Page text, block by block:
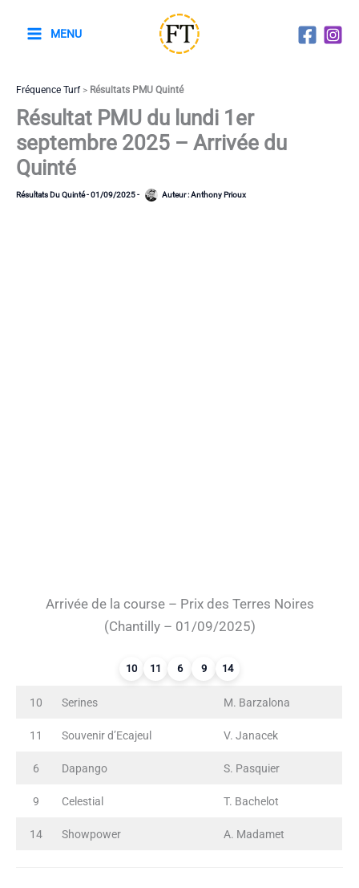
MENU
Fréquence Turf> Résultats PMU Quinté
Résultat PMU du lundi 1er
septembre 2025 – Arrivée du
Quinté
Résultats Du Quinté-01/09/2025- Auteur :Anthony Prioux
Arrivée de la course – Prix des Terres Noires
(Chantilly – 01/09/2025)
10 11 6 9 14
10 Serines M. Barzalona
11 Souvenir d’Ecajeul V. Janacek
6 Dapango S. Pasquier
9 Celestial T. Bachelot
14 Showpower A. Madamet